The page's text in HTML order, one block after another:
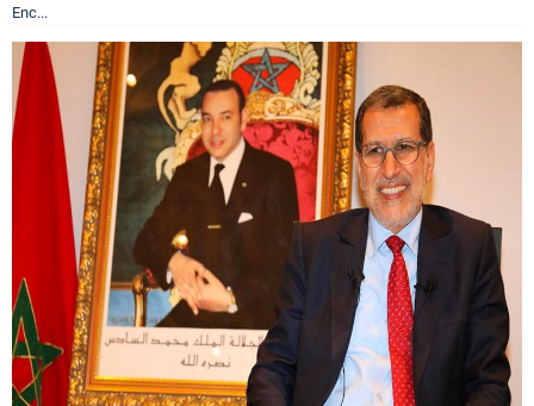
Enc...